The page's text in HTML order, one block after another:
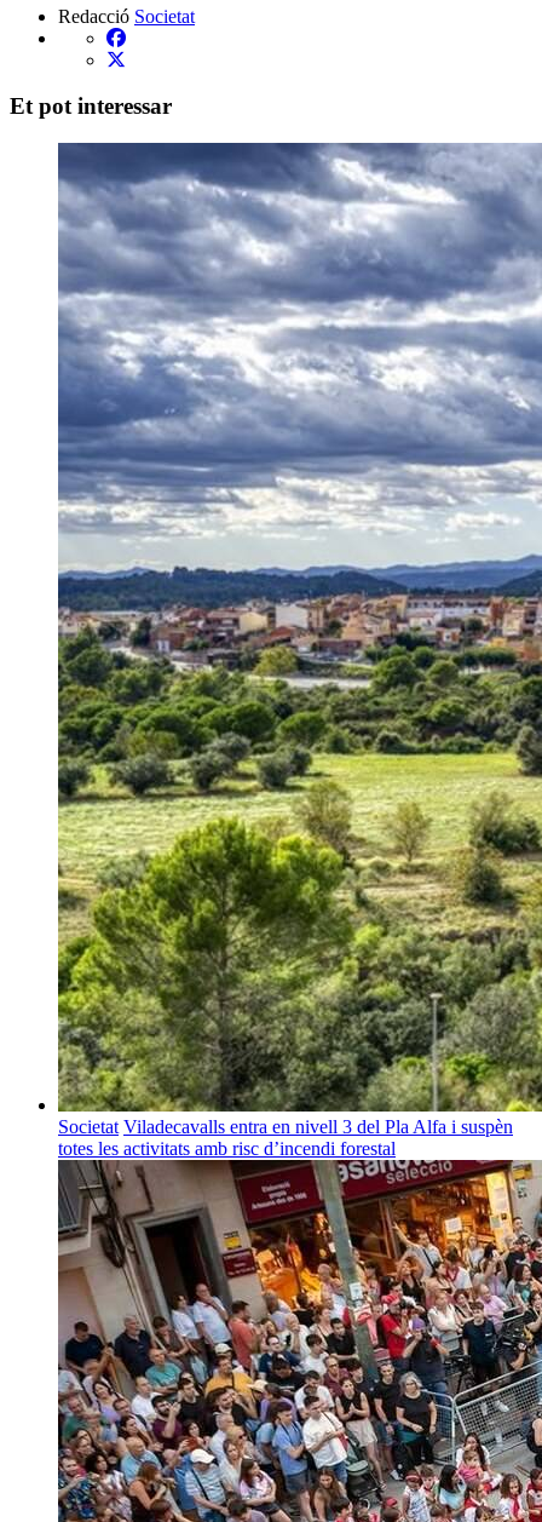
Redacció Societat
Et pot interessar
Societat Viladecavalls entra en nivell 3 del Pla Alfa i suspèn
totes les activitats amb risc d’incendi forestal